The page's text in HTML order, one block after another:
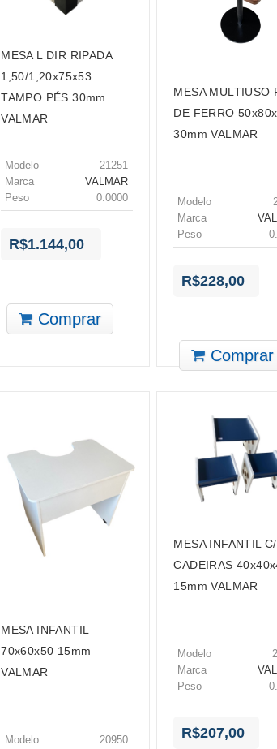
MESA L DIR RIPADA
1,50/1,20x75x53
TAMPO PÉS 30mm
VALMAR
Modelo
21251
Marca
VALMAR
Peso
0.0000
R$1.144,00
Comprar
MESA MULTIUSO
DE FERRO
30mm VALMAR
Modelo
Marca
Peso
R$228,00
Comprar
MESA INFANTIL
70x60x50 15mm
VALMAR
Modelo 20950
MESA INFANTIL
CADEIRAS
15mm VALMAR
Modelo
Marca
Peso
R$207,00